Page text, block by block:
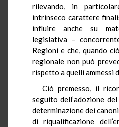
rilevando, in
intrinseco carattere
influire anche su
legislativa –
Regioni e che, quando
regionale non può
rispetto a quelli ammessi
Ciò premesso, il
seguito dell’adozione
determinazione dei
di riqualificazione